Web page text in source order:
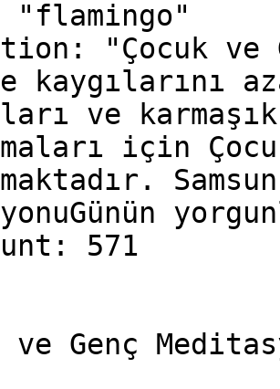
"flamingo"
"Çocuk ve
kaygılarını
ve
için
571
ve Genç